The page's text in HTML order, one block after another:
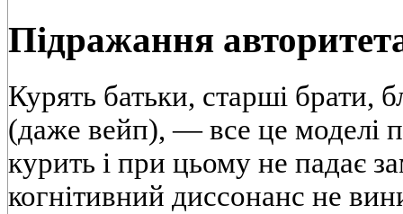
Підражання
Курять батьки, старші брати,
(даже вейп), — все це моделі
курить і при цьому не падає
когнітивний диссонанс не